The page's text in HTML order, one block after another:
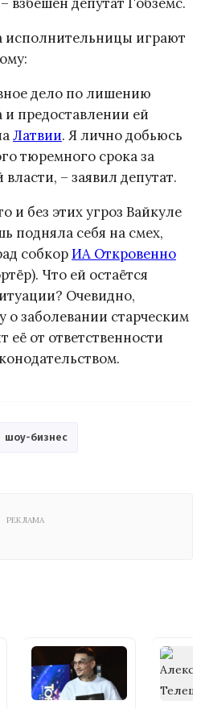
исполнительницы играют
дело по лишению
и предоставлении ей
Латвии. Я лично добьюсь
тюремного срока за
– заявил депутат.
и без этих угроз Вайкуле
подняла себя на смех,
собкорИА Откровенно
Что ей остаётся
Очевидно,
о заболевании старческим
её от ответственности
шоу-бизнес
РЕКЛАМА